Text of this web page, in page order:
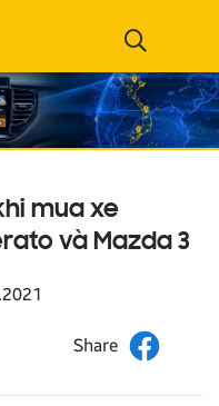
mua xe
và Mazda 3